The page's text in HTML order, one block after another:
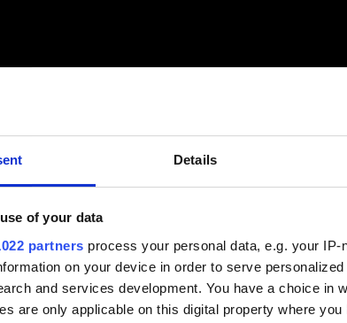
Details
of your data
partners process your personal data, e.g. your
on your device in order to serve
and services development. You have a choice in
are only applicable on this digital property where
Intermedio Tebis 4.1
piezas complejas (Component